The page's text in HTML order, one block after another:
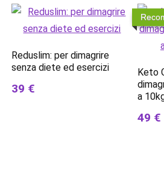
Reduslim: per dimagrire
senza diete ed esercizi
39 €
Keto
a
49 €